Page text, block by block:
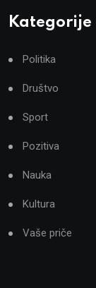
Kategorije
Politika
Društvo
Sport
Pozitiva
Nauka
Kultura
Vaše priče